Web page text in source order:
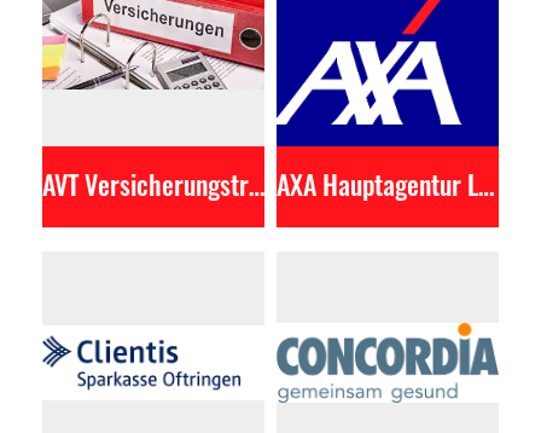
AVT Versicherungstreuhand AXA Hauptagentur Lukas Studer